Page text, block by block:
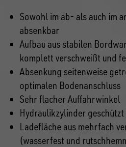
Sowohl im ab- als auch im
absenkbar
Aufbau aus stabilen
komplett verschweißt und
Absenkung seitenweise
optimalen Bodenanschluss
Sehr flacher Auffahrwinkel
Hydraulikzylinder
Ladefläche aus mehrfach
(wasserfest und